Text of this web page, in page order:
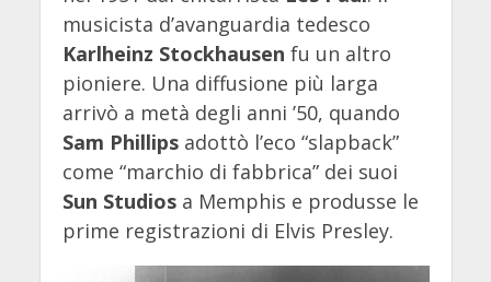
musicista d’avanguardia tedesco
Karlheinz Stockhausen fu un altro
pioniere. Una diffusione più larga
arrivò a metà degli anni ’50, quando
Sam Phillipsadottò l’eco “slapback”
come “marchio di fabbrica” dei suoi
Sun Studiosa Memphis e produsse le
prime registrazioni di Elvis Presley.